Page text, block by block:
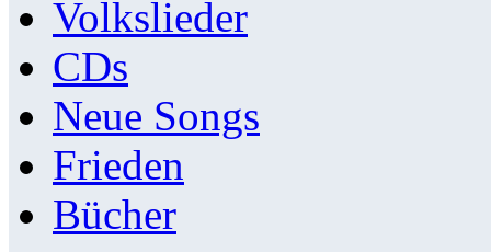
Volkslieder
CDs
Neue Songs
Frieden
Bücher